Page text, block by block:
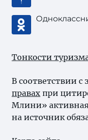
Тонкости
В соответствии с
правах при
Млини»
на источник